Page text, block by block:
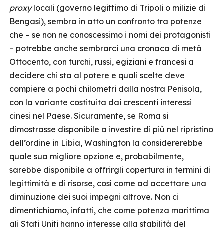
proxylocali (governo legittimo di Tripoli o milizie di
Bengasi), sembra in atto un confronto tra potenze
che – se non ne conoscessimo i nomi dei protagonisti
– potrebbe anche sembrarci una cronaca di metà
Ottocento, con turchi, russi, egiziani e francesi a
decidere chi sta al potere e quali scelte deve
compiere a pochi chilometri dalla nostra Penisola,
con la variante costituita dai crescenti interessi
cinesi nel Paese. Sicuramente, se Roma si
dimostrasse disponibile a investire di più nel ripristino
dell’ordine in Libia, Washington la considererebbe
quale sua migliore opzione e, probabilmente,
sarebbe disponibile a offrirgli copertura in termini di
legittimità e di risorse, così come ad accettare una
diminuzione dei suoi impegni altrove. Non ci
dimentichiamo, infatti, che come potenza marittima
gli Stati Uniti hanno interesse alla stabilità del